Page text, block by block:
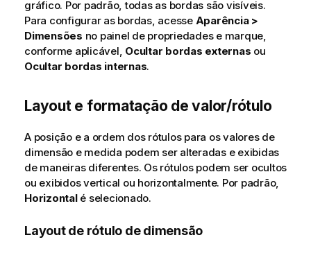
gráfico. Por padrão, todas as bordas são visíveis.
Para configurar as bordas, acesse Aparência >
Dimensões no painel de propriedades e marque,
conforme aplicável, Ocultar bordas externas ou
Ocultar bordas internas.
Layout e formatação de valor/rótulo
A posição e a ordem dos rótulos para os valores de
dimensão e medida podem ser alteradas e exibidas
de maneiras diferentes. Os rótulos podem ser ocultos
ou exibidos vertical ou horizontalmente. Por padrão,
Horizontalé selecionado.
Layout de rótulo de dimensão